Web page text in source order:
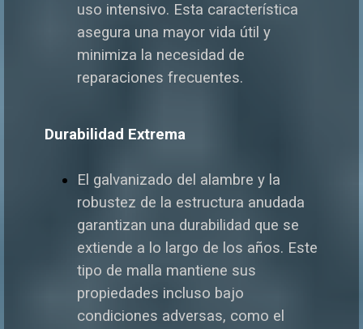
uso intensivo. Esta característica
asegura una mayor vida útil y
minimiza la necesidad de
reparaciones frecuentes.
Durabilidad Extrema
El galvanizado del alambre y la
robustez de la estructura anudada
garantizan una durabilidad que se
extiende a lo largo de los años. Este
tipo de malla mantiene sus
propiedades incluso bajo
condiciones adversas, como el